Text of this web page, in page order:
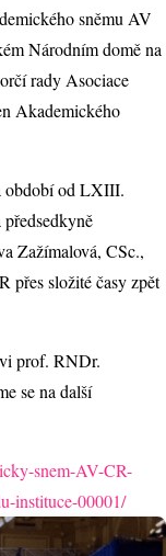
sněmu AV
Národním domě na
rady Asociace
Akademického
období od LXIII.
Zažímalová, CSc.,
přes složité časy zpět
prof. RNDr.
se na další
snem-AV-CR-
instituce-00001/